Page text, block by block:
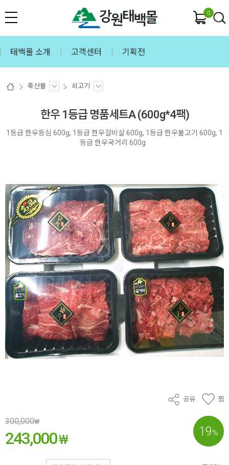
0
태백몰 소개 고객센터 기획전
축산물 쇠고기
한우 1등급 명품세트A (600g*4팩)
1등급 한우등심 600g, 1등급 한우갈비살 600g, 1등급 한우불고기 600g, 1
등급 한우국거리 600g
공유 찜
19%
300,000₩
243,000₩